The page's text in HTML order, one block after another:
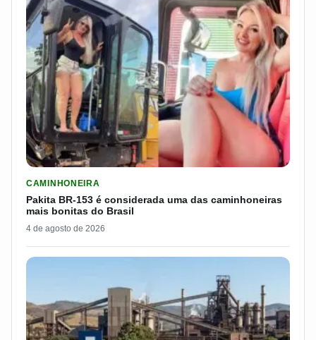
CAMINHONEIRA
Pakita BR-153 é considerada uma das caminhoneiras
mais bonitas do Brasil
4 de agosto de 2026